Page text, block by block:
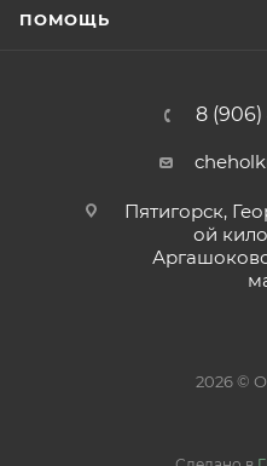
ПОМОЩЬ
8 (906)
Пятигорск,
ой
2026 ©